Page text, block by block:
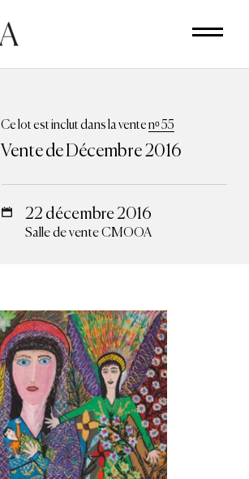
Ce lot est inclut dans la ventenᵒ 55
Vente de Décembre 2016
22 décembre 2016
Salle de vente CMOOA